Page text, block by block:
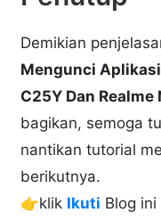
Demikian
Mengunci Aplikasi
C25Y Dan
bagikan, semoga
nantikan tutorial
berikutnya.
👉klik Ikuti Blog ini